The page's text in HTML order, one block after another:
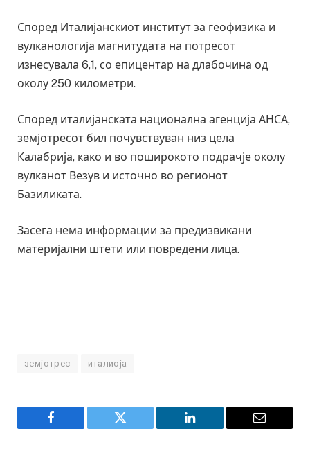
Според Италијанскиот институт за геофизика и
вулканологија магнитудата на потресот
изнесувала 6,1, со епицентар на длабочина од
околу 250 километри.
Според италијанската национална агенција АНСА,
земјотресот бил почувствуван низ цела
Калабрија, како и во поширокото подрачје околу
вулканот Везув и источно во регионот
Базиликата.
Засега нема информации за предизвикани
материјални штети или повредени лица.
земјотрес италиоја
Facebook Twitter LinkedIn Email